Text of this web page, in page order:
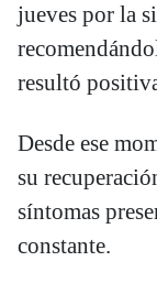
jueves por la
resultó
Desde ese
su
síntomas
constante.